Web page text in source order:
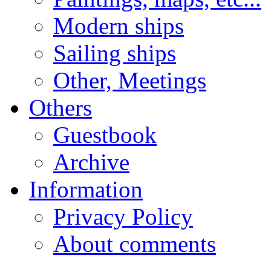
Modern ships
Sailing ships
Other, Meetings
Others
Guestbook
Archive
Information
Privacy Policy
About comments